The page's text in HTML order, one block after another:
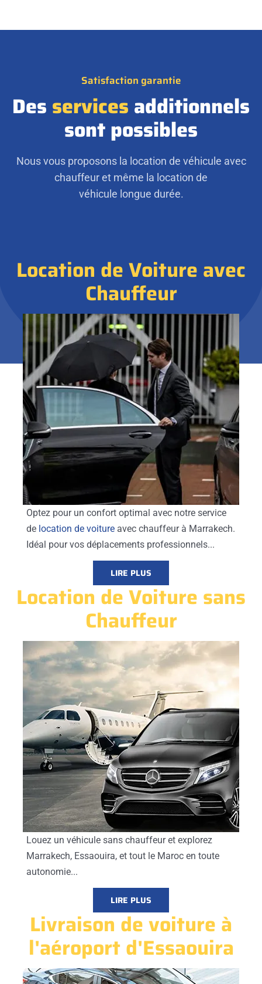
Satisfaction garantie
Des services additionnels
sont possibles
Nous vous proposons la location de véhicule avec
chauffeur et même la location de
véhicule longue durée.
Location de Voiture avec
Chauffeur
Optez pour un confort optimal avec notre service
de location de voiture avec chauffeur à Marrakech.
Idéal pour vos déplacements professionnels...
LIRE PLUS
Location de Voiture sans
Chauffeur
Louez un véhicule sans chauffeur et explorez
Marrakech, Essaouira, et tout le Maroc en toute
autonomie...
LIRE PLUS
Livraison de voiture à
l'aéroport d'Essaouira